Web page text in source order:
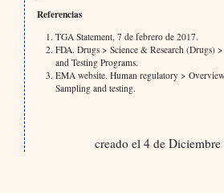
Referencias
TGA Statement, 7 de febrero de 2017.
FDA. Drugs > Science & Research (Drugs)
and Testing Programs.
EMA website. Human regulatory >
Sampling and testing.
creado el 4 de